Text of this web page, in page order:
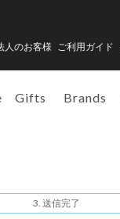
人のお客様 ご利用ガイド
Gifts Brands
送信完了